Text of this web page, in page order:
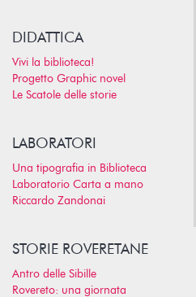
DIDATTICA
Vivi la biblioteca!
Progetto Graphic novel
Le Scatole delle storie
LABORATORI
Una tipografia in Biblioteca
Laboratorio Carta a mano
Riccardo Zandonai
STORIE ROVERETANE
Antro delle Sibille
Rovereto: una giornata